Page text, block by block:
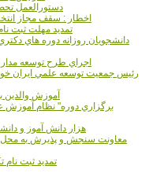
دستورالعمل
اخطار : سقف مجاز
تمدید مهلت ثبت
دانشجويان روزانه دوره هاي
اجراي طرح توسعه مدارس غير
رئيس جمعيت توسعه علمي ايران
آموزش والدين
برگزاري دوره" نظام آموزش
40 هزار دانش آموز و
معاونت سنجش و پذيرش به محل
تمديد ثبت